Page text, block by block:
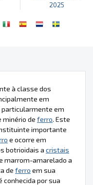
2025
à classe dos
em
em
minério de ferro. Este
importante
e ocorre em
botrioidais a cristais
marrom-amarelado a
de ferro em sua
conhecida por sua